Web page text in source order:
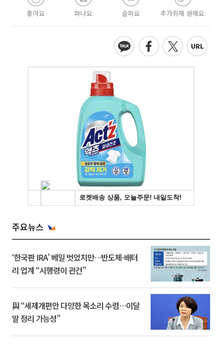
좋아요 화나요 슬퍼요 추가취재 원해요
주요뉴스
‘한국판 IRA’ 베일 벗었지만…반도체·배터
리 업계 “시행령이 관건”
與 “세제개편안 다양한 목소리 수렴…이달
말 정리 가능성”